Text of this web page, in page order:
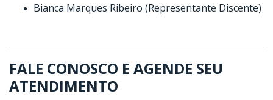
Bianca Marques Ribeiro (Representante Discente)
FALE CONOSCO E AGENDE SEU
ATENDIMENTO